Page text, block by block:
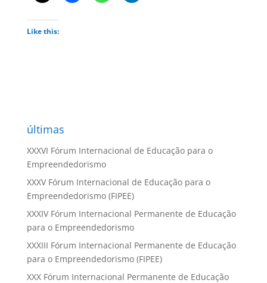
Like this:
últimas
XXXVI Fórum Internacional de Educação para o
Empreendedorismo
XXXV Fórum Internacional de Educação para o
Empreendedorismo (FIPEE)
XXXIV Fórum Internacional Permanente de Educação
para o Empreendedorismo
XXXIII Fórum Internacional Permanente de Educação
para o Empreendedorismo (FIPEE)
XXX Fórum Internacional Permanente de Educação